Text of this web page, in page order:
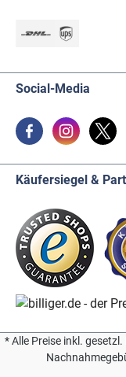
Social-Media
Käufersiegel &
* Alle Preise inkl.